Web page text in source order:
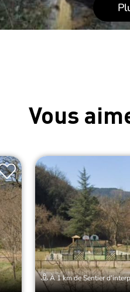
Vous
À 1 km de Sentier